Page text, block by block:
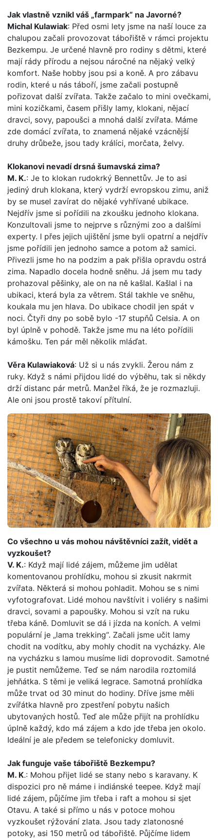
Jak vlastně vznikl váš „farmpark“ na Javorné?
Michal Kulawiak: Před osmi lety jsme na naší louce za
chalupou začali provozovat tábořiště v rámci projektu
Bezkempu. Je určené hlavně pro rodiny s dětmi, které
mají rády přírodu a nejsou náročné na nějaký velký
komfort. Naše hobby jsou psi a koně. A pro zábavu
rodin, které u nás táboří, jsme začali postupně
pořizovat další zvířata. Takže začalo to mini ovečkami,
mini kozičkami, časem přišly lamy, klokani, nějací
dravci, sovy, papoušci a mnohá další zvířata. Máme
zde domácí zvířata, to znamená nějaké vzácnější
druhy drůbeže, jsou tady králíci, morčata, želvy.
Klokanovi nevadí drsná šumavská zima?
M. K.: Je to klokan rudokrký Bennettův. Je to asi
jediný druh klokana, který vydrží evropskou zimu, aniž
by se musel zavírat do nějaké vyhřívané ubikace.
Nejdřív jsme si pořídili na zkoušku jednoho klokana.
Konzultovali jsme to nejprve s různými zoo a dalšími
experty. I přes jejich ujištění jsme byli opatrní a nejdřív
jsme pořídili jen jednoho samce a potom až samici.
Přivezli jsme ho na podzim a pak přišla opravdu ostrá
zima. Napadlo docela hodně sněhu. Já jsem mu tady
prohazoval pěšinky, ale on na ně kašlal. Kašlal i na
ubikaci, která byla za větrem. Stál takhle ve sněhu,
koukala mu jen hlava. Do ubikace chodil jen spát v
noci. Čtyři dny po sobě bylo -17 stupňů Celsia. A on
byl úplně v pohodě. Takže jsme mu na léto pořídili
kámošku. Ten pár měl několik mláďat.
Věra Kulawiaková: Už si u nás zvykli. Žerou nám z
ruky. Když s námi přijdou lidé do výběhu, tak si někdy
drží distanc pár metrů. Manžel říká, že je rozmazluji.
Ale oni jsou prostě takoví přítulní.
Co všechno u vás mohou návštěvníci zažít, vidět a
vyzkoušet?
V. K.: Když mají lidé zájem, můžeme jim udělat
komentovanou prohlídku, mohou si zkusit nakrmit
zvířata. Některá si mohou pohladit. Mohou se s nimi
vyfotografovat. Lidé mohou navštívit i voliéry s našimi
dravci, sovami a papoušky. Mohou si vzít na ruku
třeba káně. Domluvit se dá i jízda na koních. A velmi
populární je „lama trekking“. Začali jsme učit lamy
chodit na vodítku, aby mohly chodit na vycházky. Ale
na vycházku s lamou musíme lidi doprovodit. Samotné
je pustit nemůžeme. Teď se nám narodila roztomilá
jehňátka. S těmi je veliká legrace. Samotná prohlídka
může trvat od 30 minut do hodiny. Dříve jsme měli
zvířátka hlavně pro zpestření pobytu našich
ubytovaných hostů. Teď ale může přijít na prohlídku
úplně každý, kdo má zájem a kdo jde třeba jen okolo.
Ideální je ale předem se telefonicky domluvit.
Jak funguje vaše tábořiště Bezkempu?
M. K.: Mohou přijet lidé se stany nebo s karavany. K
dispozici pro ně máme i indiánské teepee. Když mají
lidé zájem, půjčíme jim třeba i raft a mohou si sjet
Otavu. A také si přímo u nás v potoce mohou
vyzkoušet rýžování zlata. Jsou tady zlatonosné
potoky, asi 150 metrů od tábořiště. Půjčíme lidem